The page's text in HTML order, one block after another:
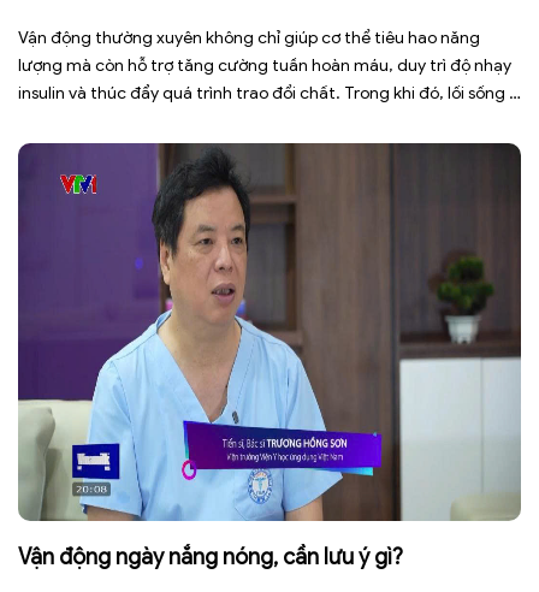
Vận động thường xuyên không chỉ giúp cơ thể tiêu hao năng
lượng mà còn hỗ trợ tăng cường tuần hoàn máu, duy trì độ nhạy
insulin và thúc đẩy quá trình trao đổi chất. Trong khi đó, lối sống ít
[…]
Vận động ngày nắng nóng, cần lưu ý gì?